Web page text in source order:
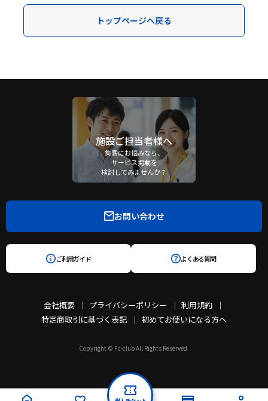
トップページへ戻る
施設ご担当者様へ
集客にお悩みなら、
サービス掲載を
検討してみませんか？
会社概要 プライバシーポリシー
利用規約
特定商取引に基づく表記
初めてお使いになる方へ
お問い合わせ
ご利用ガイド よくある質問
Copyright © Fc-club All Rights Reserved.